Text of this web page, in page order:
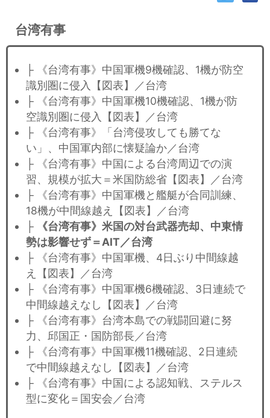
台湾有事
├ 《台湾有事》中国軍機9機確認、1機が防空
識別圏に侵入【図表】／台湾
├ 《台湾有事》中国軍機10機確認、1機が防
空識別圏に侵入【図表】／台湾
├ 《台湾有事》「台湾侵攻しても勝てな
い」、中国軍内部に懐疑論か／台湾
├ 《台湾有事》中国による台湾周辺での演
習、規模が拡大＝米国防総省【図表】／台湾
├ 《台湾有事》中国軍機と艦艇が合同訓練、
18機が中間線越え【図表】／台湾
├
《台湾有事》米国の対台武器売却、中東情
勢は影響せず＝AIT／台湾
├ 《台湾有事》中国軍機、4日ぶり中間線越
え【図表】／台湾
├ 《台湾有事》中国軍機6機確認、3日連続で
中間線越えなし【図表】／台湾
├ 《台湾有事》台湾本島での戦闘回避に努
力、邱国正・国防部長／台湾
├ 《台湾有事》中国軍機11機確認、2日連続
で中間線越えなし【図表】／台湾
├ 《台湾有事》中国による認知戦、ステルス
型に変化＝国安会／台湾